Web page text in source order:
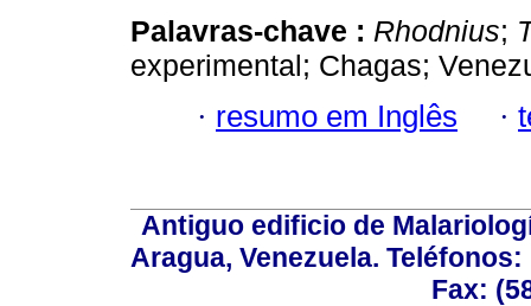
Palavras-chave : Rhodnius;
experimental; Chagas;
· resumo em Inglês ·
Antiguo edificio de
Aragua, Venezuela. Teléfonos:
Fax: